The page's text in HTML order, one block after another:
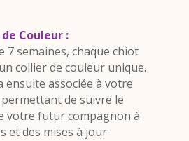
Couleur :
7 semaines, chaque chiot
collier de couleur unique.
ensuite associée à votre
de suivre le
votre futur compagnon à
et des mises à jour